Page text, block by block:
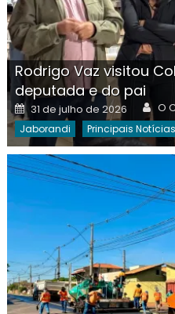
Rodrigo Vaz visitou
deputada e do pai
Posted
on
31 de julho de 2026 O
Jaborandi Principais Notícias